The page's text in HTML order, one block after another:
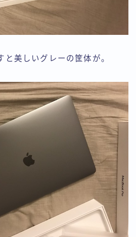
と美しいグレーの筐体が。